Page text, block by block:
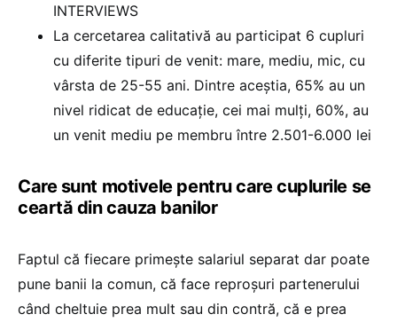
INTERVIEWS
La cercetarea calitativă au participat 6 cupluri
cu diferite tipuri de venit: mare, mediu, mic, cu
vârsta de 25-55 ani. Dintre aceștia, 65% au un
nivel ridicat de educație, cei mai mulți, 60%, au
un venit mediu pe membru între 2.501-6.000 lei
Care sunt motivele pentru care cuplurile se
ceartă din cauza banilor
Faptul că fiecare primește salariul separat dar poate
pune banii la comun, că face reproșuri partenerului
când cheltuie prea mult sau din contră, că e prea